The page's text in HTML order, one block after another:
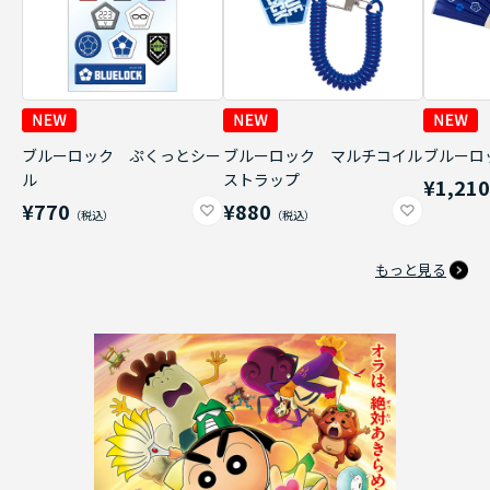
ブルーロック ぷくっとシー
ル
¥770
ブルーロック マルチコイル
ストラップ
¥880
ブルー
¥1,210
もっと見る